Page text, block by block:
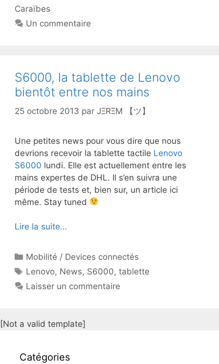
Caraïbes
Un commentaire
S6000, la tablette de Lenovo
bientôt entre nos mains
25 octobre 2013 par JΞRΞM 【ツ】
Une petites news pour vous dire que nous
devrions recevoir la tablette tactile Lenovo
S6000 lundi. Elle est actuellement entre les
mains expertes de DHL. Il s’en suivra une
période de tests et, bien sur, un article ici
même. Stay tuned
Lire la suite…
Catégories
Mobilité / Devices connectés
Étiquettes
Lenovo, News, S6000,tablette
Laisser un commentaire
[Not a valid template]
Catégories